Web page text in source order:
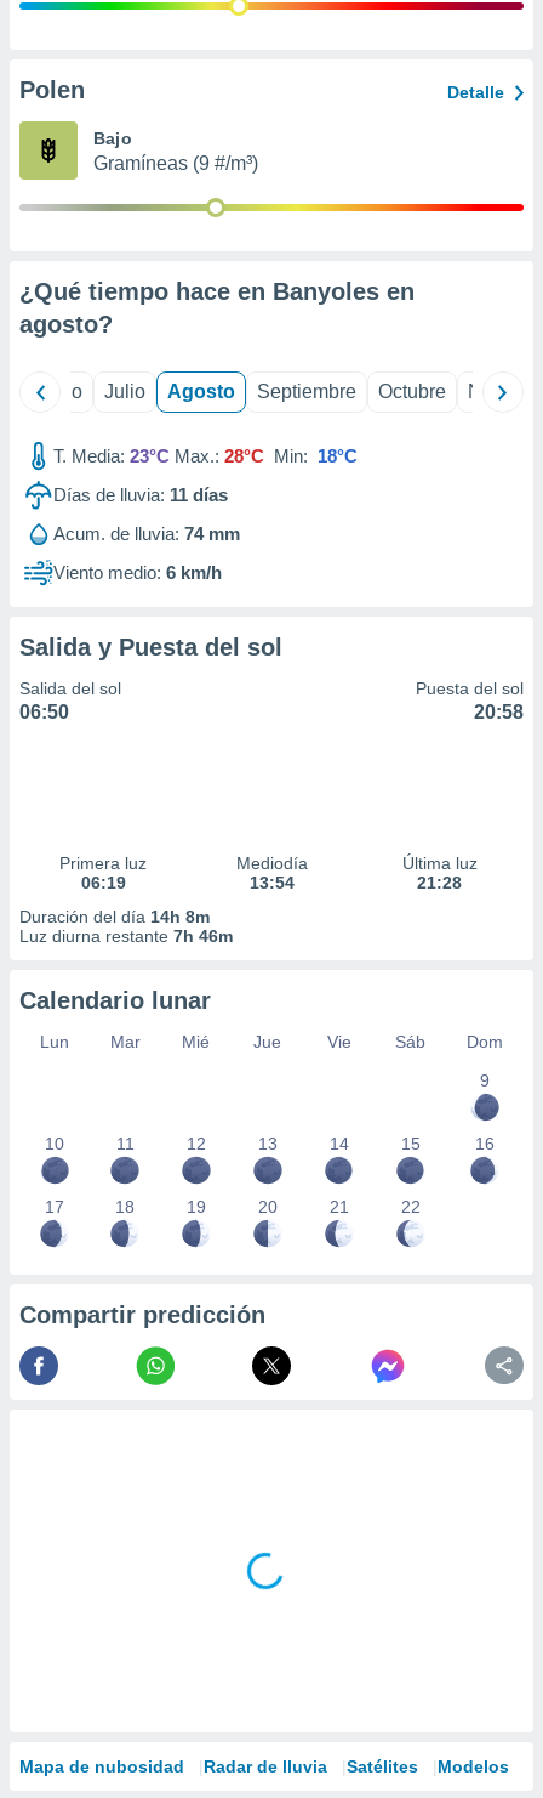
publicidad
de
Polen Detalle
Bajo
Gramíneas (9 #/m³)
¿Qué tiempo hace en Banyoles en
agosto?
Junio Julio Agosto Septiembre Octubre
T. Media: 23°C Max.: 28°C Min: 18°C
Días de lluvia: 11 días
Acum. de lluvia: 74 mm
Viento medio: 6 km/h
Salida y Puesta del sol
Salida del sol
06:50
Puesta del sol
20:58
Primera luz
06:19
Mediodía
13:54
Última luz
21:28
Duración del día 14h 8m
Luz diurna restante 7h 46m
Calendario lunar
Lun Mar Mié Jue Vie Sáb
Dom
9
10 11 12 13 14 15 16
17 18 19 20 21 22
Compartir predicción
Mapa de nubosidad Radar de lluvia Satélites Modelos